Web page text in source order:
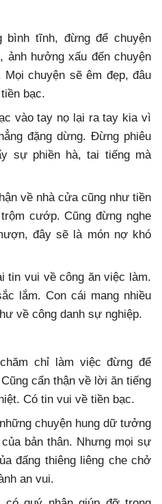
bình tĩnh, đừng để chuyện
ảnh hưởng xấu đến chuyện
Mọi chuyện sẽ êm đẹp, đâu
bạc.
vào tay nọ lại ra tay kia vì
đặng dừng. Đừng phiêu
sự phiền hà, tai tiếng mà
về nhà cửa cũng như tiền
cướp. Cũng đừng nghe
đây sẽ là món nợ khó
tin vui về công ăn việc làm.
lắm. Con cái mang nhiều
về công danh sự nghiệp.
chỉ làm việc đừng để
cẩn thận về lời ăn tiếng
Có tin vui về tiền bạc.
chuyện hung dữ tưởng
bản thân. Nhưng mọi sự
đấng thiêng liêng che chở
an vui.